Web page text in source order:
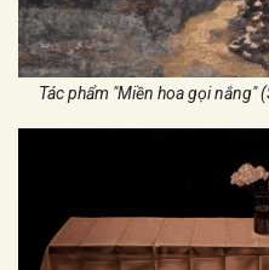
Tác phẩm "Miền hoa gọi nắng"